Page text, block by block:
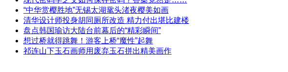
“中华赏樱胜地”无锡太湖鼋头渚夜樱美如画
清华设计师投身胡同厕所改造 精力付出堪比建楼
盘点韩国瑜访大陆台前幕后的“精彩瞬间”
想过桥就得跳舞！游客上桥“魔性”起舞
祁连山下玉石画师用废弃玉石拼出精美画作